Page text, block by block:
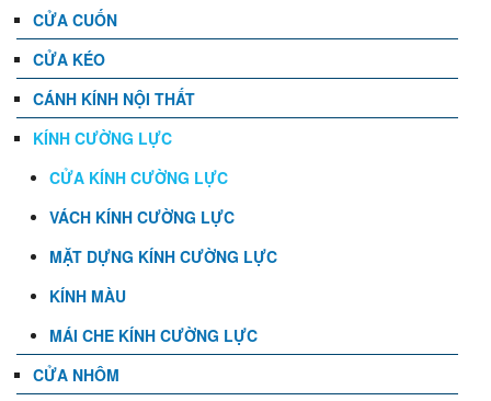
CỬA CUỐN
CỬA KÉO
CÁNH KÍNH NỘI THẤT
KÍNH CƯỜNG LỰC
CỬA KÍNH CƯỜNG LỰC
VÁCH KÍNH CƯỜNG LỰC
MẶT DỰNG KÍNH CƯỜNG LỰC
KÍNH MÀU
MÁI CHE KÍNH CƯỜNG LỰC
CỬA NHÔM